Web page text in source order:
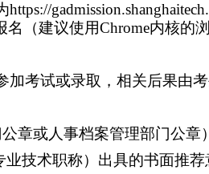
https://
名（建议使用Chrome内核的
考试或录取，相关后果由考
章或人事档案管理部门公章
业技术职称）出具的书面推